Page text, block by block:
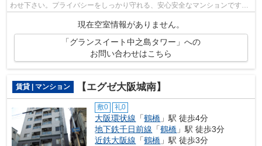
わせ下さい。プライバシーをしっかり守れる、安心安全なマンションです。
階層差の移動に便利なエレベーターが...
現在空室情報がありません。
「グランスイート中之島タワー」への
お問い合わせはこちら
賃貸 | マンション 【エグゼ大阪城南】
敷0 礼0
大阪環状線 「鶴橋 」駅 徒歩4分
地下鉄千日前線 「鶴橋 」駅 徒歩3分
近鉄大阪線 「鶴橋 」駅 徒歩3分